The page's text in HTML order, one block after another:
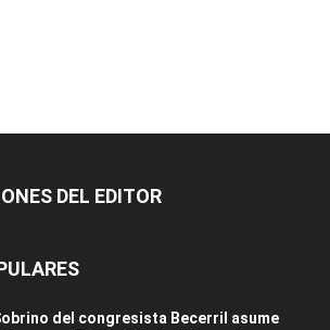
DEL EDITOR
del congresista Becerril asume